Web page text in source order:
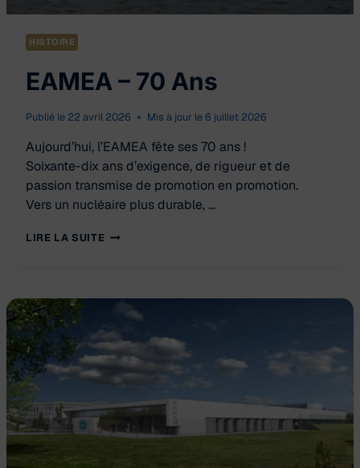
HISTOIRE
EAMEA – 70 Ans
Publié le 22 avril 2026 Mis à jour le6 juillet 2026
Aujourd’hui, l’EAMEA fête ses 70 ans !
Soixante-dix ans d’exigence, de rigueur et de
passion transmise de promotion en promotion.
Vers un nucléaire plus durable, …
LIRE LA SUITE EAMEA